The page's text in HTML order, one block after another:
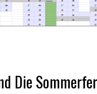
Die